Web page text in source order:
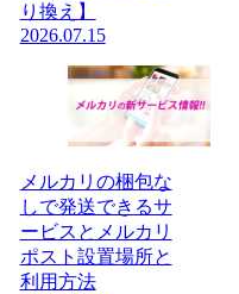
り換え】
2026.07.15
メルカリの梱包な
しで発送できるサ
ービスとメルカリ
ポスト設置場所と
利用方法